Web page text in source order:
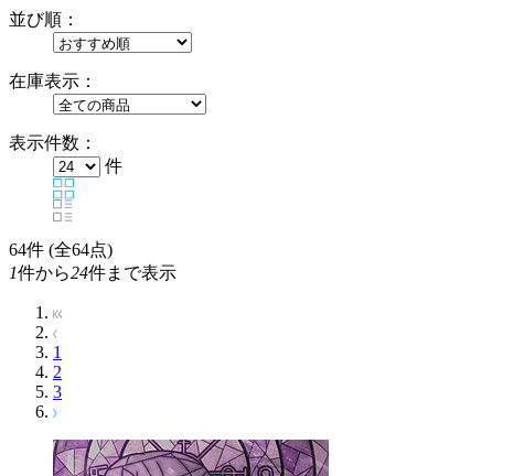
並び順：
在庫表示：
表示件数：
件
64件 (全64点)
1件から24件まで表示
1
2
3